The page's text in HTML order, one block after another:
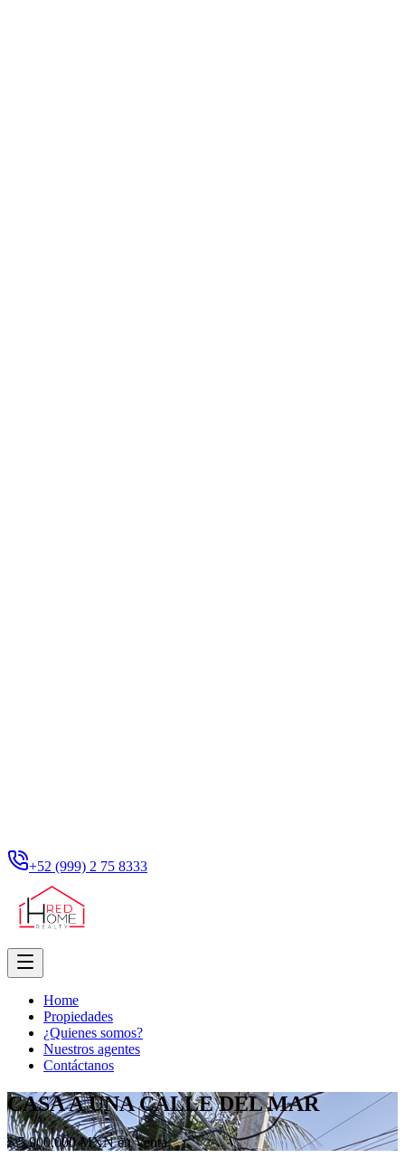
+52 (999) 2 75 8333
Home
Propiedades
¿Quienes somos?
Nuestros agentes
Contáctanos
CASA A UNA CALLE DEL MAR
$ 5,900,000 MXN en Venta